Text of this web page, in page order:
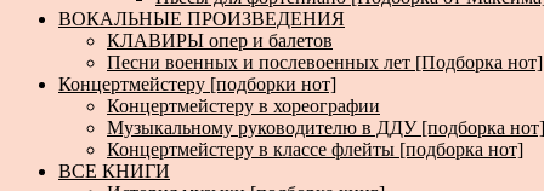
ВОКАЛЬНЫЕ ПРОИЗВЕДЕНИЯ
КЛАВИРЫ опер и балетов
Песни военных и послевоенных лет [Подборка нот]
Концертмейстеру [подборки нот]
Концертмейстеру в хореографии
Музыкальному руководителю в ДДУ [подборка нот]
Концертмейстеру в классе флейты [подборка нот]
ВСЕ КНИГИ